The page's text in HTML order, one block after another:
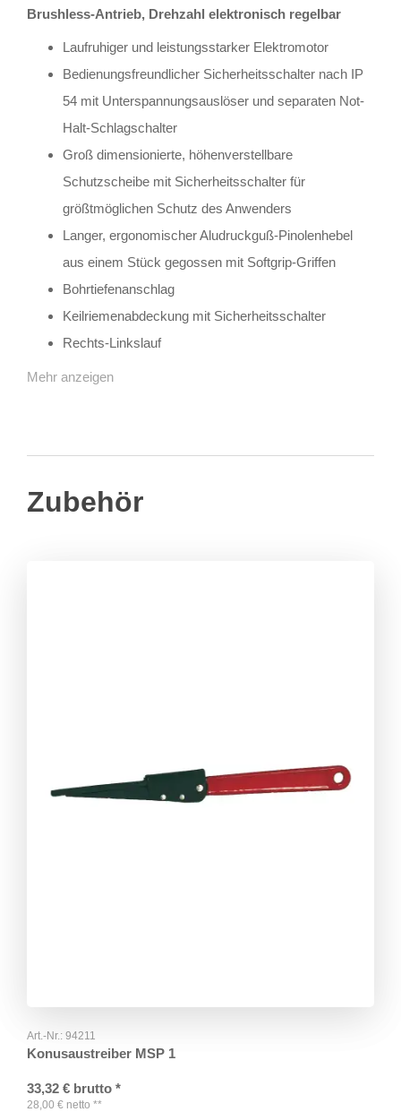
Brushless-Antrieb, Drehzahl elektronisch regelbar
Laufruhiger und leistungsstarker Elektromotor
Bedienungsfreundlicher Sicherheitsschalter nach IP
54 mit Unterspannungsauslöser und separaten Not-
Halt-Schlagschalter
Groß dimensionierte, höhenverstellbare
Schutzscheibe mit Sicherheitsschalter für
größtmöglichen Schutz des Anwenders
Langer, ergonomischer Aludruckguß-Pinolenhebel
aus einem Stück gegossen mit Softgrip-Griffen
Bohrtiefenanschlag
Keilriemenabdeckung mit Sicherheitsschalter
Rechts-Linkslauf
Mehr anzeigen
Zubehör
Art.-Nr.: 94211
Konusaustreiber MSP 1
33,32 € brutto *
28,00 € netto **